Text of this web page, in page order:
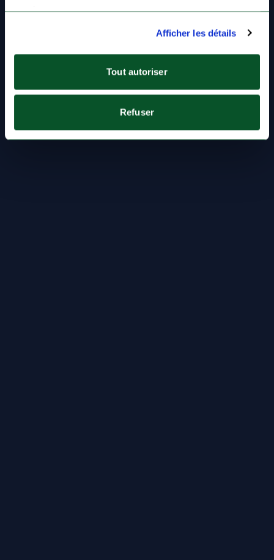
services.
Afficher les détails
Tout autoriser
Refuser